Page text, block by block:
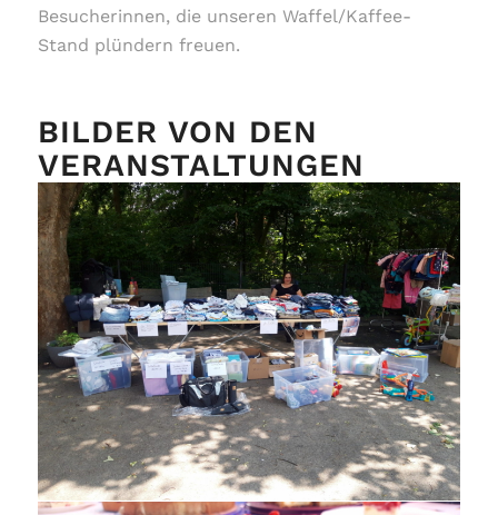
Besucherinnen, die unseren Waffel/Kaffee-
Stand plündern freuen.
BILDER VON DEN
VERANSTALTUNGEN